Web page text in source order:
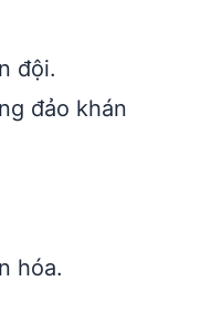
đội.
đảo khán
hóa.